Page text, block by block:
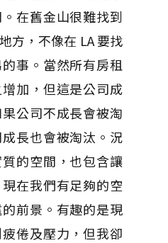
在舊金山很難找到
方，不像在 LA 要找
事。當然所有房租
加，但這是公司成
公司不成長會被淘
長也會被淘汰。況
的空間，也包含讓
在我們有足夠的空
前景。有趣的是現
倦及壓力，但我卻